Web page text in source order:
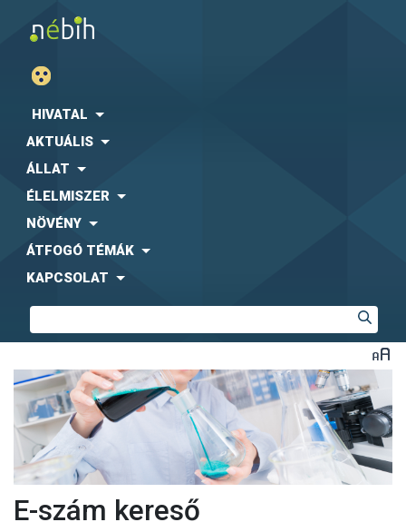
HIVATAL
AKTUÁLIS
ÁLLAT
ÉLELMISZER
NÖVÉNY
ÁTFOGÓ TÉMÁK
KAPCSOLAT
E-szám kereső